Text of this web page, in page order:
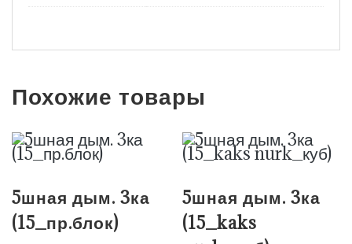
Похожие товары
5шная дым. 3ка
(15_пр.блок)
5шная дым. 3ка
(15_kaks